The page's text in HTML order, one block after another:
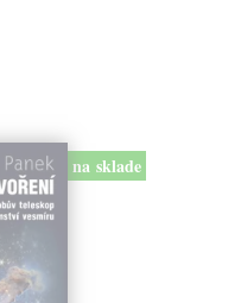
na sklade